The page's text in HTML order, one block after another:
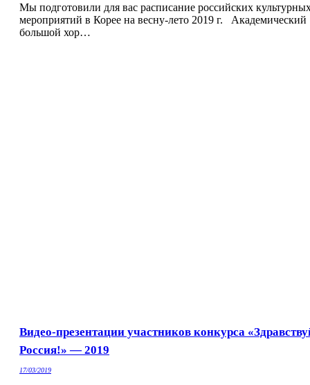
Мы подготовили для вас расписание российских
мероприятий в Корее на весну-лето 2019 г. Академический
большой хор…
Видео-презентации участников конкурса
Россия!» — 2019
17/03/2019